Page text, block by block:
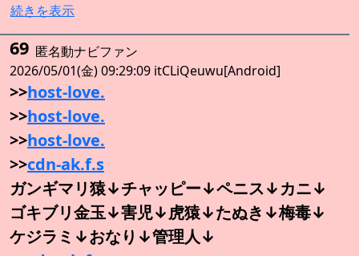
続きを表示
69 匿名動ナビファン
2026/05/01(金) 09:29:09 itCLiQeuwu[Android]
>>host-love.
>>host-love.
>>host-love.
>>cdn-ak.f.s
ガンギマリ猿↓チャッピー↓ペニス↓カニ↓
ゴキブリ金玉↓害児↓虎猿↓たぬき↓梅毒↓
ケジラミ↓おなり↓管理人↓